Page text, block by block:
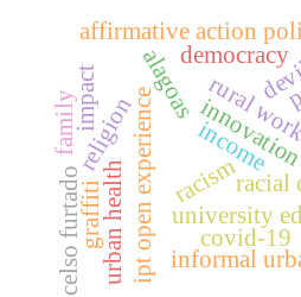
rural
alagoas
university
affirmative action
racial
racism
ipt open experience
democracy
religion
covid-19
impact
family income
urban health
celso furtadograffiti
informal